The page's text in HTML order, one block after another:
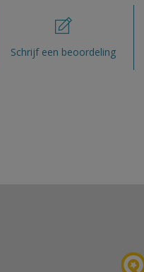
Schrijf een beoordeling